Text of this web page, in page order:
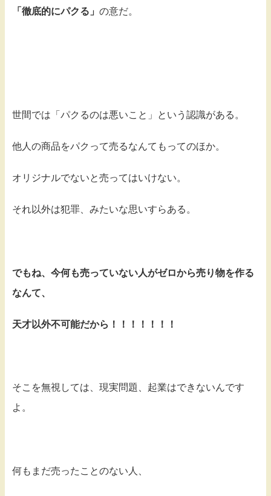
「徹底的にパクる」 の意だ。
世間では「パクるのは悪いこと」という認識がある。
他人の商品をパクって売るなんてもってのほか。
オリジナルでないと売ってはいけない。
それ以外は犯罪、みたいな思いすらある。
でもね、今何も売っていない人がゼロから売り物を作る
なんて、
天才以外不可能だから！！！！！！！
そこを無視しては、現実問題、起業はできないんです
よ。
何もまだ売ったことのない人、